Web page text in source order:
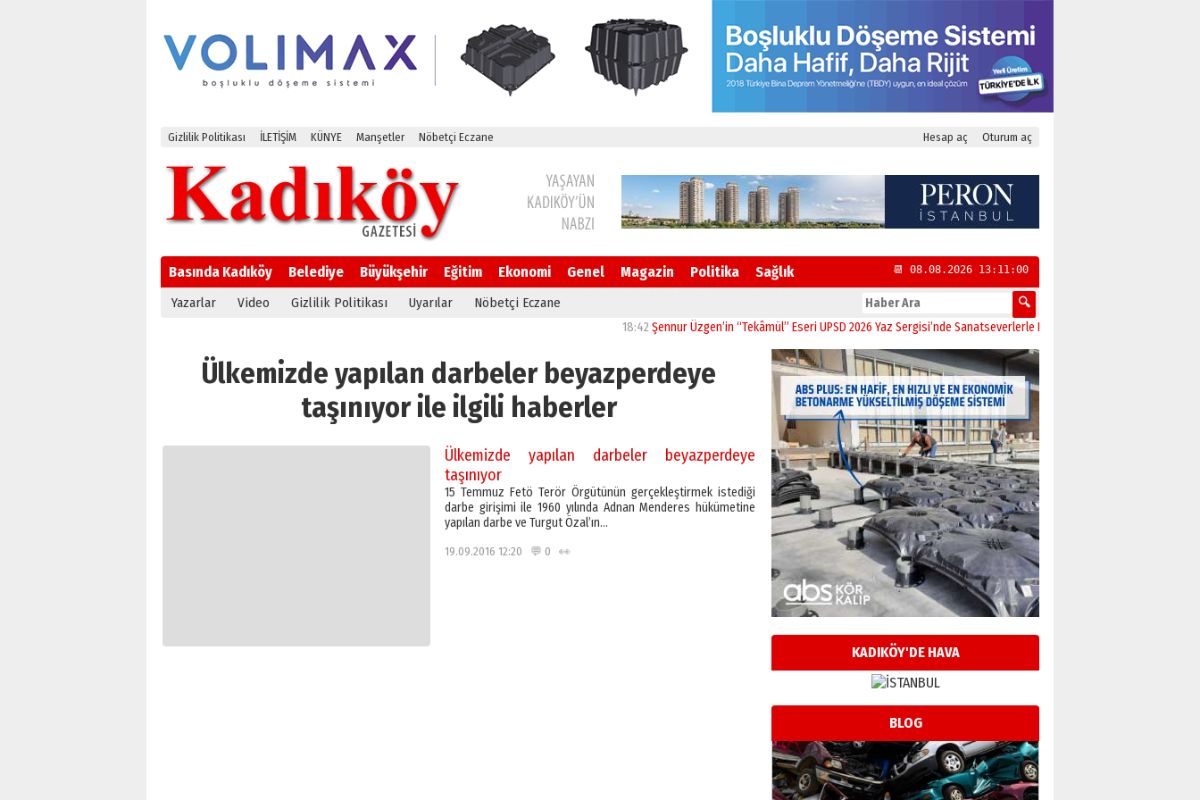
Gizlilik Politikası İLETİŞİM KÜNYE Manşetler Nöbetçi Eczane Hesap aç Oturum aç
Basında Kadıköy Belediye Büyükşehir Eğitim Ekonomi Genel Magazin Politika Sağlık 📆 08.08.2026 13:11:01
Yazarlar Video Gizlilik Politikası Uyarılar Nöbetçi Eczane
Şennur Üzgen’in “Tekâmül” Eseri UPSD 2026 Yaz Sergisi’nde Sanatseverlerle Buluştu
Ülkemizde yapılan darbeler beyazperdeye
taşınıyor ile ilgili haberler
Ülkemizde yapılan darbeler beyazperdeye
taşınıyor
15 Temmuz Fetö Terör Örgütünün gerçekleştirmek istediği
darbe girişimi ile 1960 yılında Adnan Menderes hükümetine
yapılan darbe ve Turgut Özal’ın…
19.09.2016 12:20 💬 0 👀
KADIKÖY'DE HAVA
BLOG